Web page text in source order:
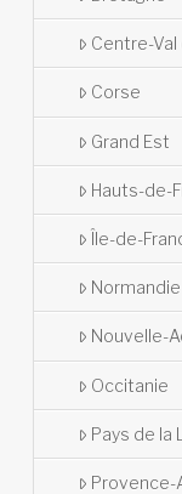
Centre-Val
Corse
Grand Est
Hauts-de-
Île-de-
Normandie
Nouvelle-
Occitanie
Pays de la
Provence-